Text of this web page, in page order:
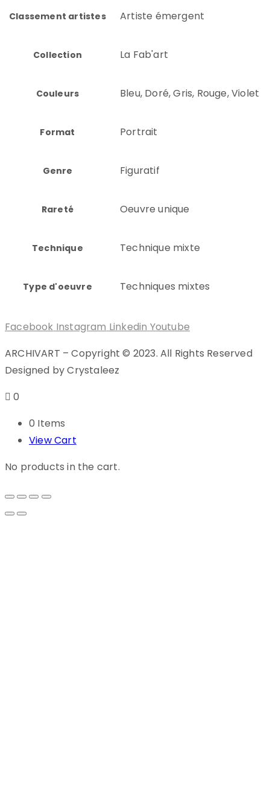
Classement artistes Artiste émergent
Collection La Fab'art
Couleurs Bleu, Doré, Gris, Rouge, Violet
Format Portrait
Genre Figuratif
Rareté Oeuvre unique
Technique Technique mixte
Type d'oeuvre Techniques mixtes
Facebook Instagram Linkedin Youtube
ARCHIVART – Copyright © 2023. All Rights Reserved
Designed by Crystaleez
0
0 Items
View Cart
No products in the cart.